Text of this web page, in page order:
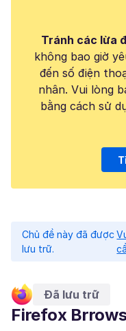
Tránh các lừa
không bao giờ
đến số điện
nhân. Vui lòng
bằng cách sử
Chủ đề này đã được
lưu trữ.
Đã lưu trữ
Firefox